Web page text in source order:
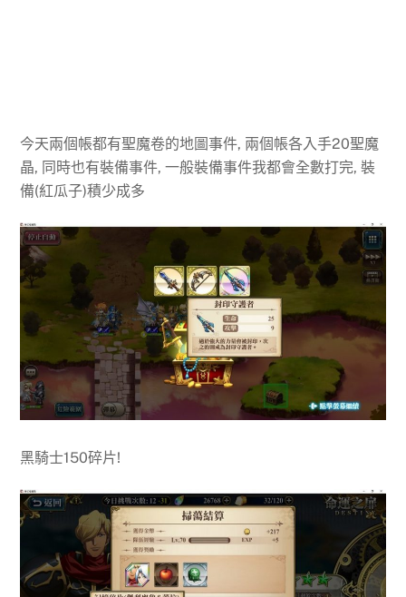
今天兩個帳都有聖魔卷的地圖事件, 兩個帳各入手20聖魔
晶, 同時也有裝備事件, 一般裝備事件我都會全數打完, 裝
備(紅瓜子)積少成多
黑騎士150碎片!